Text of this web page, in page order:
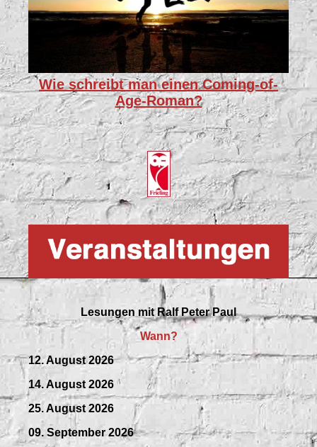
Wie schreibt man einen Coming-of-
Age-Roman?
Lesungen mitRalf Peter Paul
Wann?
12. August 2026
14. August 2026
25. August 2026
09.September2026